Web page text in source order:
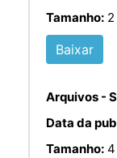
Tamanho:
Baixar
Arquivos -
Data da
Tamanho: 4